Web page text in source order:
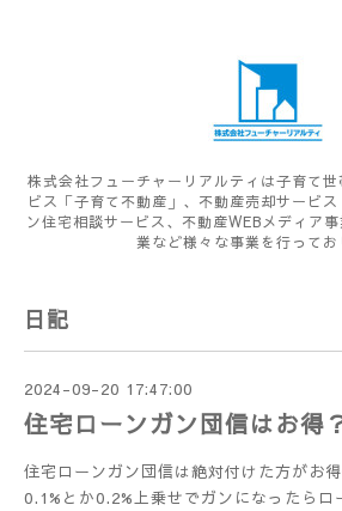
株式会社フューチャーリアルティは子育て
ビス「子育て不動産」、不動産売却サービ
ン住宅相談サービス、不動産WEBメディア
業など様々な事業を行ってお
日記
2024-09-20 17:47:00
住宅ローンガン団信はお得
住宅ローンガン団信は絶対付けた方がお
0.1%とか0.2%上乗せでガンになったらロ